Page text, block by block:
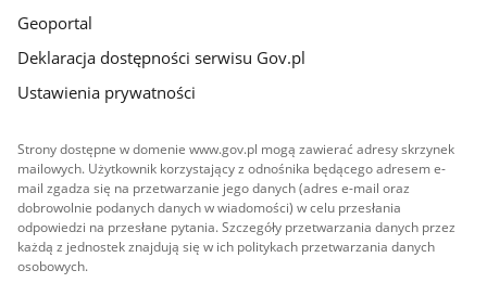
Geoportal
Deklaracja dostępności serwisu Gov.pl
Ustawienia prywatności
Strony dostępne w domenie www.gov.pl mogą zawierać adresy skrzynek
mailowych. Użytkownik korzystający z odnośnika będącego adresem e-
mail zgadza się na przetwarzanie jego danych (adres e-mail oraz
dobrowolnie podanych danych w wiadomości) w celu przesłania
odpowiedzi na przesłane pytania. Szczegóły przetwarzania danych przez
każdą z jednostek znajdują się w ich politykach przetwarzania danych
osobowych.